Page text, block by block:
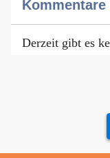
Kommentare
Derzeit gibt es